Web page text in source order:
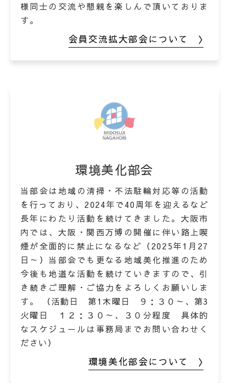
様同士の交流や懇親を楽しんで頂いておりま
す。
会員交流拡大部会について 〉
環境美化部会
当部会は地域の清掃・不法駐輪対応等の活動
を行っており、2024年で40周年を迎えるなど
長年にわたり活動を続けてきました。大阪市
内では、大阪・関西万博の開催に伴い路上喫
煙が全面的に禁止になるなど（2025年1月27
日～）当部会でも更なる地域美化推進のため
今後も地道な活動を続けていきますので、引
き続きご理解・ご協力をよろしくお願いしま
す。 （活動日 第1木曜日 ９：３０～、第3
火曜日 １２：３０～、３０分程度 具体的
なスケジュールは事務局までお問い合わせく
ださい）
環境美化部会について 〉